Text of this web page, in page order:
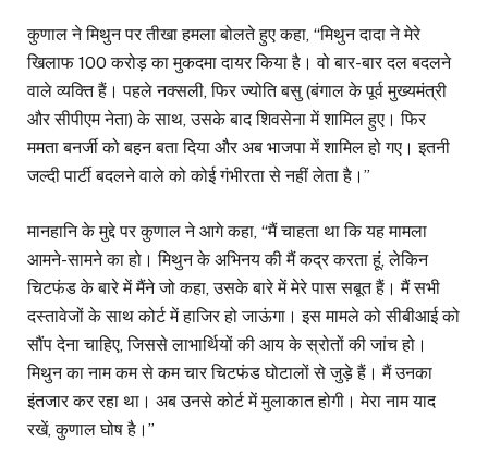
कुणाल ने मिथुन पर तीखा हमला बोलते हुए कहा, “मिथुन दादा ने मेरे
खिलाफ 100 करोड़ का मुकदमा दायर किया है। वो बार-बार दल बदलने
वाले व्यक्ति हैं। पहले नक्सली, फिर ज्योति बसु (बंगाल के पूर्व मुख्यमंत्री
और सीपीएम नेता) के साथ, उसके बाद शिवसेना में शामिल हुए। फिर
ममता बनर्जी को बहन बता दिया और अब भाजपा में शामिल हो गए। इतनी
जल्दी पार्टी बदलने वाले को कोई गंभीरता से नहीं लेता है।”
मानहानि के मुद्दे पर कुणाल ने आगे कहा, “मैं चाहता था कि यह मामला
आमने-सामने का हो। मिथुन के अभिनय की मैं कद्र करता हूं, लेकिन
चिटफंड के बारे में मैंने जो कहा, उसके बारे में मेरे पास सबूत हैं। मैं सभी
दस्तावेजों के साथ कोर्ट में हाजिर हो जाऊंगा। इस मामले को सीबीआई को
सौंप देना चाहिए, जिससे लाभार्थियों की आय के स्रोतों की जांच हो।
मिथुन का नाम कम से कम चार चिटफंड घोटालों से जुड़े हैं। मैं उनका
इंतजार कर रहा था। अब उनसे कोर्ट में मुलाकात होगी। मेरा नाम याद
रखें, कुणाल घोष है।”